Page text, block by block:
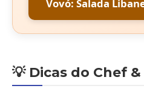
Vovó: Salada
💡 Dicas do Chef